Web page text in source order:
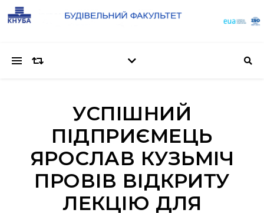
УСПІШНИЙ
ПІДПРИЄМЕЦЬ
ЯРОСЛАВ КУЗЬМІЧ
ПРОВІВ ВІДКРИТУ
ЛЕКЦІЮ ДЛЯ